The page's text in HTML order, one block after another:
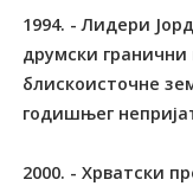
1994. - Лидери
друмски гранични
блискоисточне
годишњег
2000. - Хрватски